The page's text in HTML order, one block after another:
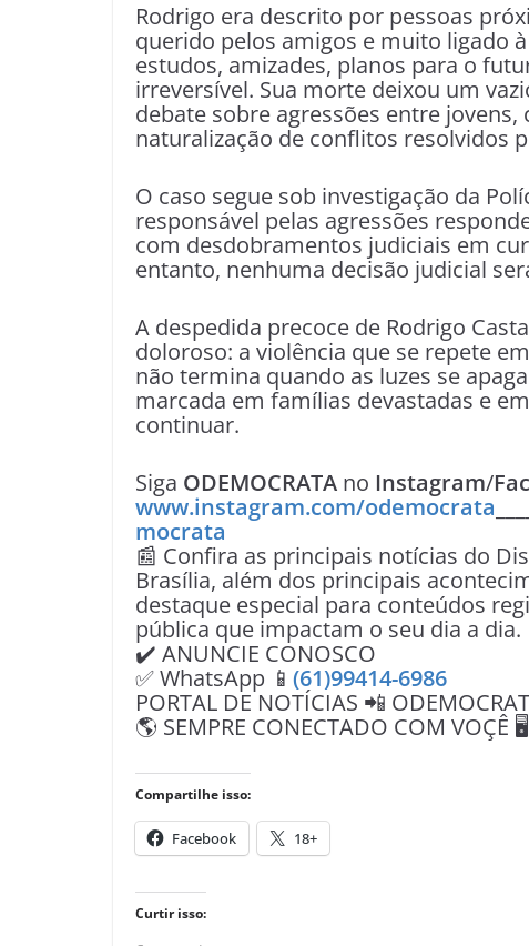
Rodrigo era descrito por pessoas
querido pelos amigos e muito ligado
estudos, amizades, planos para o
irreversível. Sua morte deixou um
debate sobre agressões entre
naturalização de conflitos resolvidos
O caso segue sob investigação da
responsável pelas agressões
com desdobramentos judiciais em
entanto, nenhuma decisão judicial
A despedida precoce de Rodrigo
doloroso: a violência que se repete
não termina quando as luzes se
marcada em famílias devastadas e
continuar.
Siga ODEMOCRATA no Instagram/
www.instagram.com/odemocrata
mocrata
📰 Confira as principais notícias do
Brasília, além dos principais
destaque especial para conteúdos
pública que impactam o seu dia a dia.
✔️ ANUNCIE CONOSCO
✅ WhatsApp 📱 (61)99414-6986
PORTAL DE NOTÍCIAS 📲
🌎 SEMPRE CONECTADO COM VOÇÊ 🖥️
Compartilhe isso:
Facebook 18+
Curtir isso: